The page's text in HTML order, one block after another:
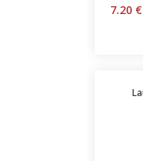
7.20 €